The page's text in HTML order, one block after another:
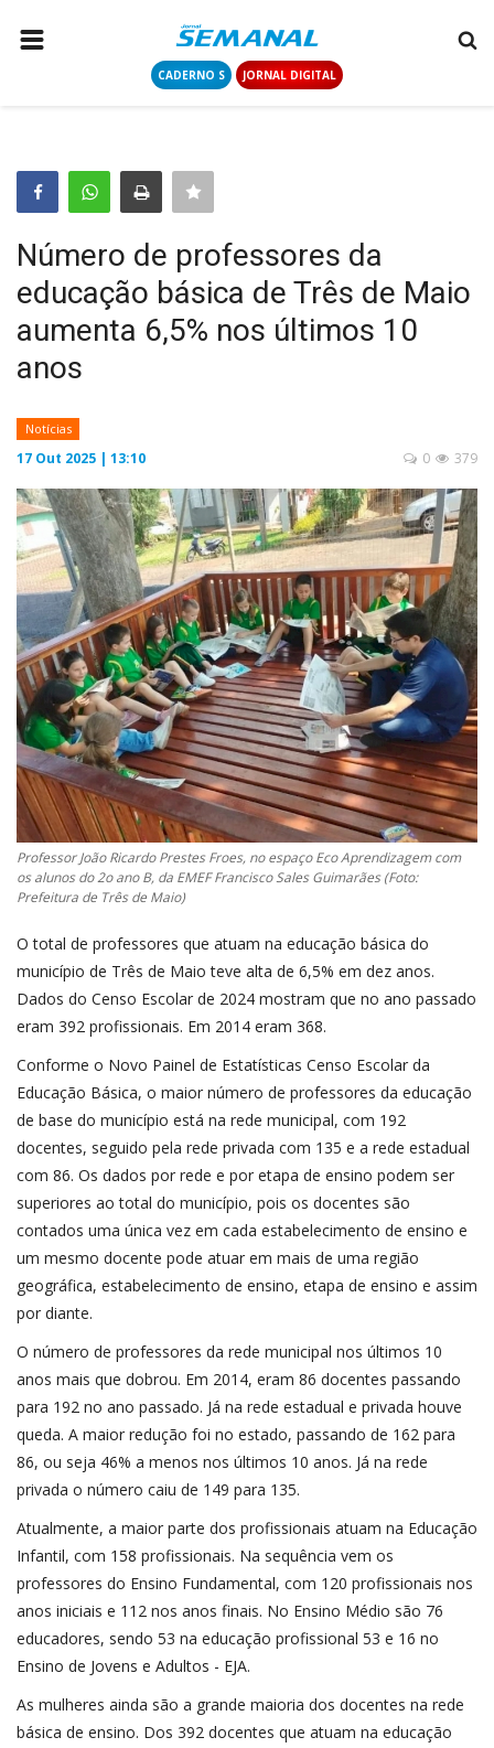
CADERNO S JORNAL DIGITAL
COLUNISTAS
CONTATO
LOGIN
CADASTRAR
CADERNO S
JORNAL DIGITAL
Número de professores da
educação básica de Três de Maio
aumenta 6,5% nos últimos 10
anos
Notícias
17 Out 2025 | 13:10 379
0
Professor João Ricardo Prestes Froes, no espaço Eco Aprendizagem com
os alunos do 2o ano B, da EMEF Francisco Sales Guimarães (Foto:
Prefeitura de Três de Maio)
O total de professores que atuam na educação básica do
município de Três de Maio teve alta de 6,5% em dez anos.
Dados do Censo Escolar de 2024 mostram que no ano passado
eram 392 profissionais. Em 2014 eram 368.
Conforme o Novo Painel de Estatísticas Censo Escolar da
Educação Básica, o maior número de professores da educação
de base do município está na rede municipal, com 192
docentes, seguido pela rede privada com 135 e a rede estadual
com 86. Os dados por rede e por etapa de ensino podem ser
superiores ao total do município, pois os docentes são
contados uma única vez em cada estabelecimento de ensino e
um mesmo docente pode atuar em mais de uma região
geográfica, estabelecimento de ensino, etapa de ensino e assim
por diante.
O número de professores da rede municipal nos últimos 10
anos mais que dobrou. Em 2014, eram 86 docentes passando
para 192 no ano passado. Já na rede estadual e privada houve
queda. A maior redução foi no estado, passando de 162 para
86, ou seja 46% a menos nos últimos 10 anos. Já na rede
privada o número caiu de 149 para 135.
Atualmente, a maior parte dos profissionais atuam na Educação
Infantil, com 158 profissionais. Na sequência vem os
professores do Ensino Fundamental, com 120 profissionais nos
anos iniciais e 112 nos anos finais. No Ensino Médio são 76
educadores, sendo 53 na educação profissional 53 e 16 no
Ensino de Jovens e Adultos - EJA.
As mulheres ainda são a grande maioria dos docentes na rede
básica de ensino. Dos 392 docentes que atuam na educação